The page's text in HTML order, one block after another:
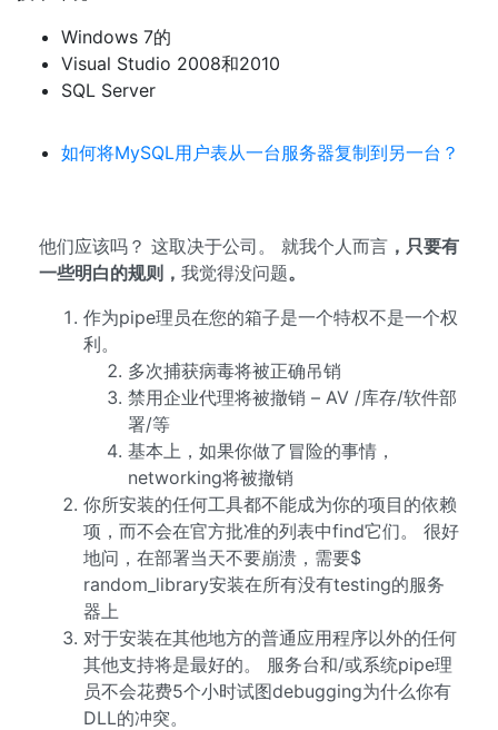
Windows 7的
Visual Studio 2008和2010
SQL Server
如何将MySQL用户表从一台服务器复制到另一台？
他们应该吗？ 这取决于公司。 就我个人而言 ，只要有
一些明白的规则， 我觉得没问题。
作为pipe理员在您的箱子是一个特权不是一个权
利。
多次捕获病毒将被正确吊销
禁用企业代理将被撤销 – AV /库存/软件部
署/等
基本上，如果你做了冒险的事情，
networking将被撤销
你所安装的任何工具都不能成为你的项目的依赖
项，而不会在官方批准的列表中find它们。 很好
地问，在部署当天不要崩溃，需要$
random_library安装在所有没有testing的服务
器上
对于安装在其他地方的普通应用程序以外的任何
其他支持将是最好的。 服务台和/或系统pipe理
员不会花费5个小时试图debugging为什么你有
DLL的冲突。